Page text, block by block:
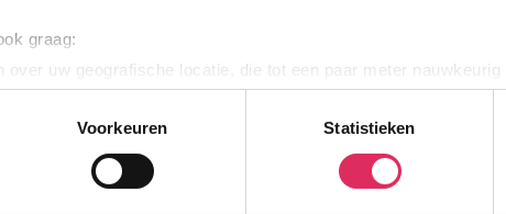
graag:
over uw geografische locatie, die tot een paar meter nauwkeurig
door het actief te scannen op specifieke eigenschappen
gegevens worden verwerkt en stel uw voorkeuren in het
of intrekken in de Cookieverklaring.
Voorkeuren Statistieken
heeft uitzicht op de bergen en 'Riflessi del Lago' op
In de ochtend is er een ontbijtbuffet en s’